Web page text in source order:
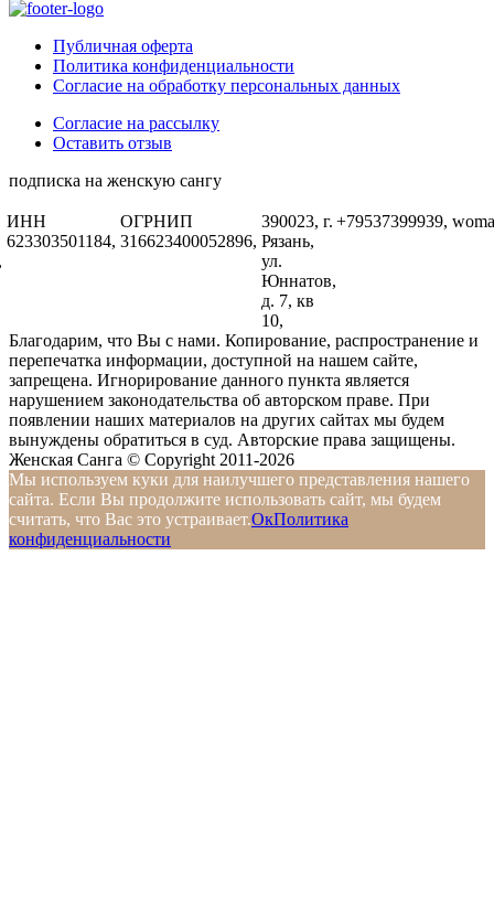
Публичная оферта
Политика конфиденциальности
Согласие на обработку персональных данных
Согласие на рассылку
Оставить отзыв
подписка на женскую сангу
ИНН
623303501184,
ОГРНИП
316623400052896,
390023, г.
Рязань,
ул.
Юннатов,
д. 7, кв
10,
+79537399939,
Благодарим, что Вы с нами. Копирование, распространение и
перепечатка информации, доступной на нашем сайте,
запрещена. Игнорирование данного пункта является
нарушением законодательства об авторском праве. При
появлении наших материалов на других сайтах мы будем
вынуждены обратиться в суд. Авторские права защищены.
Женская Санга © Copyright 2011-2026
Мы используем куки для наилучшего представления нашего
сайта. Если Вы продолжите использовать сайт, мы будем
считать, что Вас это устраивает.ОкПолитика
конфиденциальности